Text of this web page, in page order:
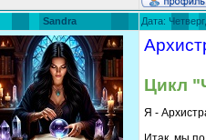
Sandra Дата:
Цикл
Я -